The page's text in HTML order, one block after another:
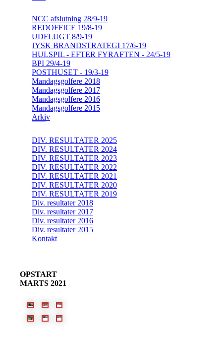
NCC afslutning 28/9-19
REDOFFICE 19/8-19
UDFLUGT 8/9-19
JYSK BRANDSTRATEGI 17/6-19
HULSPIL - EFTER FYRAFTEN - 24/5-19
BPI 29/4-19
POSTHUSET - 19/3-19
Mandagsgolfere 2018
Mandagsgolfere 2017
Mandagsgolfere 2016
Mandagsgolfere 2015
Arkiv
DIV. RESULTATER 2025
DIV. RESULTATER 2024
DIV. RESULTATER 2023
DIV. RESULTATER 2022
DIV. RESULTATER 2021
DIV. RESULTATER 2020
DIV. RESULTATER 2019
Div. resultater 2018
Div. resultater 2017
Div. resultater 2016
Div. resultater 2015
Kontakt
OPSTART
MARTS 2021